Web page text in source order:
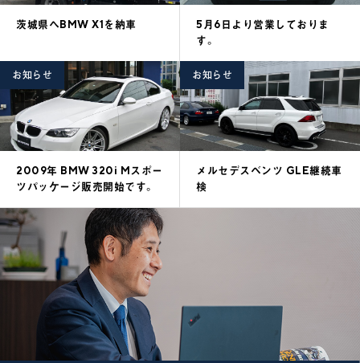
茨城県へBMW X1を納車
5月6日より営業しておりま
す。
お知らせ
2009年 BMW 320i Mスポー
ツパッケージ販売開始です。
お知らせ
メルセデスベンツ GLE継続車
検